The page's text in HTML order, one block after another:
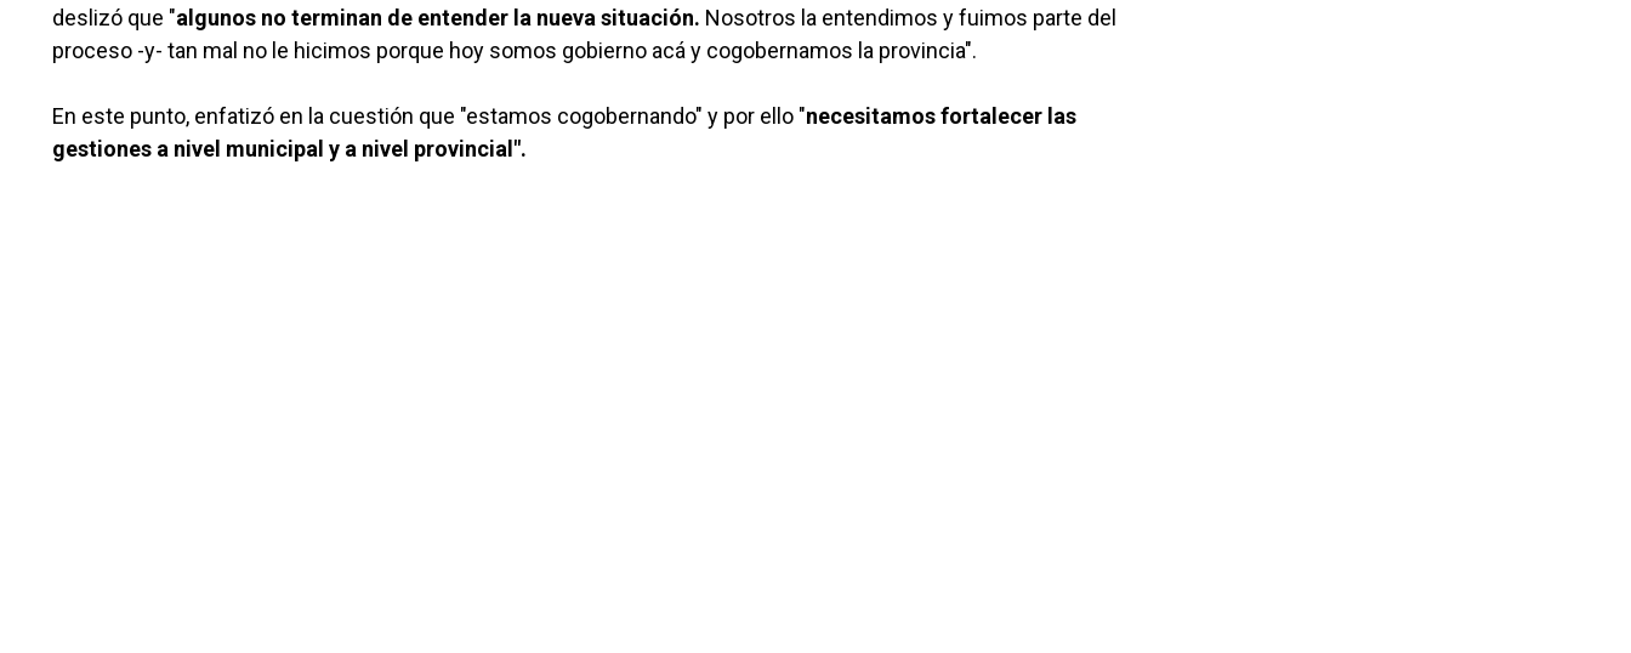
deslizó que "algunos no terminan de entender la nueva situación. Nosotros la entendimos y fuimos parte del
proceso -y- tan mal no le hicimos porque hoy somos gobierno acá y cogobernamos la provincia".
En este punto, enfatizó en la cuestión que "estamos cogobernando" y por ello "necesitamos fortalecer las
gestiones a nivel municipal y a nivel provincial".